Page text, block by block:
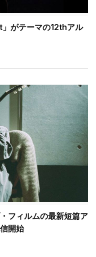
がテーマの12thアル
フィルムの最新短篇ア
開始